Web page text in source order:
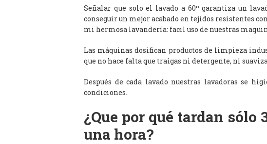
Señalar que solo el lavado a 60º garantiza un
conseguir un mejor acabado en tejidos resistentes
mi hermosa lavandería: facil uso de nuestras
Las máquinas dosifican productos de limpieza
que no hace falta que traigas ni detergente, ni
Después de cada lavado nuestras lavadoras se
condiciones.
¿Que por qué tardan sólo
una hora?